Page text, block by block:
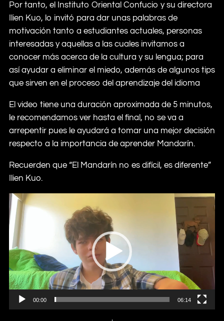
Por tanto, el Instituto Oriental Confucio y su directora
Ilien Kuo, lo invitó para dar unas palabras de
motivación tanto a estudiantes actuales, personas
interesadas y aquellas a las cuales invitamos a
conocer más acerca de la cultura y su lengua; para
así ayudar a eliminar el miedo, además de algunos tips
que sirven en el proceso del aprendizaje del idioma
El video tiene una duración aproximada de 5 minutos,
le recomendamos ver hasta el final, no se va a
arrepentir pues le ayudará a tomar una mejor decisión
respecto a la importancia de aprender Mandarín.
Recuerden que “El Mandarín no es difícil, es diferente”
Ilien Kuo.
Video
Player
00:00 06:14